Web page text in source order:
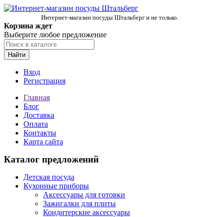
Интернет-магазин посуды Штальберг и не только.
Корзина ждет
Выберите любое предложение
Найти
Вход
Регистрация
Главная
Блог
Доставка
Оплата
Контакты
Карта сайта
Каталог предложений
Детская посуда
Кухонные приборы
Аксессуары для готовки
Зажигалки для плиты
Кондитерские аксессуары